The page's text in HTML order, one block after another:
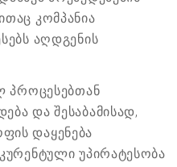
კომპანია
აღდგენის
პროცესებთან
და შესაბამისად,
დაყენება
უპირატესობა